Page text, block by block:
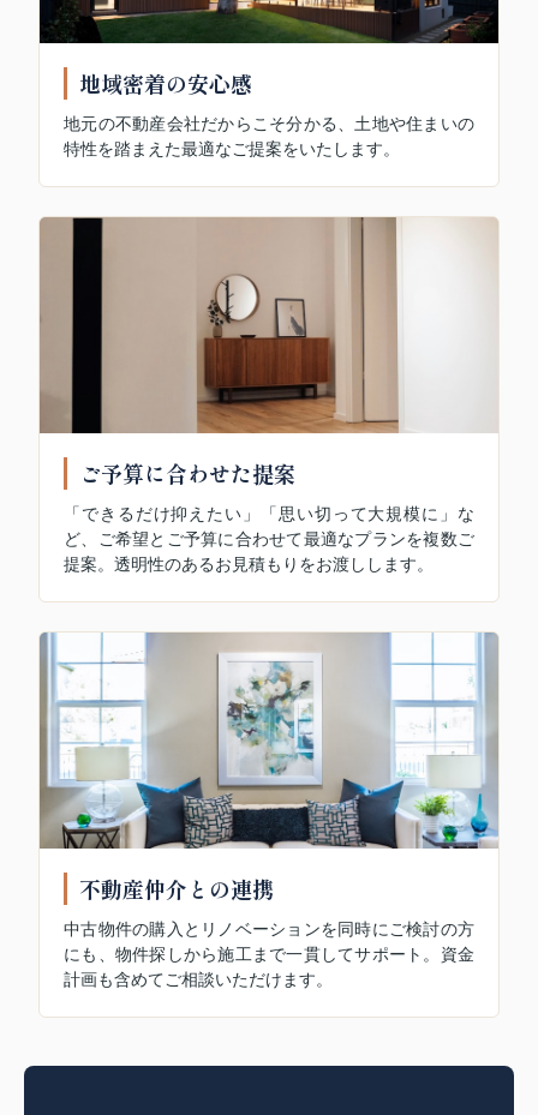
地域密着の安心感
地元の不動産会社だからこそ分かる、土地や住まいの
特性を踏まえた最適なご提案をいたします。
ご予算に合わせた提案
「できるだけ抑えたい」「思い切って大規模に」な
ど、ご希望とご予算に合わせて最適なプランを複数ご
提案。透明性のあるお見積もりをお渡しします。
不動産仲介との連携
中古物件の購入とリノベーションを同時にご検討の方
にも、物件探しから施工まで一貫してサポート。資金
計画も含めてご相談いただけます。